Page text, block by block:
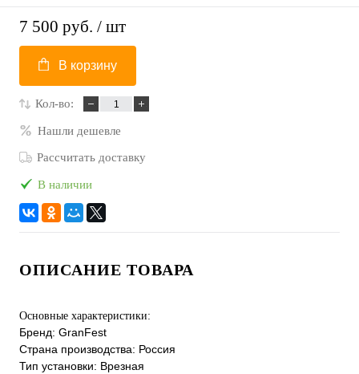
7 500 руб. / шт
В корзину
Кол-во:
Нашли дешевле
Рассчитать доставку
В наличии
ОПИСАНИЕ ТОВАРА
Основные характеристики:
Бренд: GranFest
Страна производства: Россия
Тип установки: Врезная